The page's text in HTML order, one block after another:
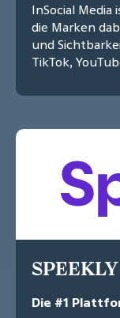
InSocial
die Marken
und
TikTok,
SPEEKLY
Die #1